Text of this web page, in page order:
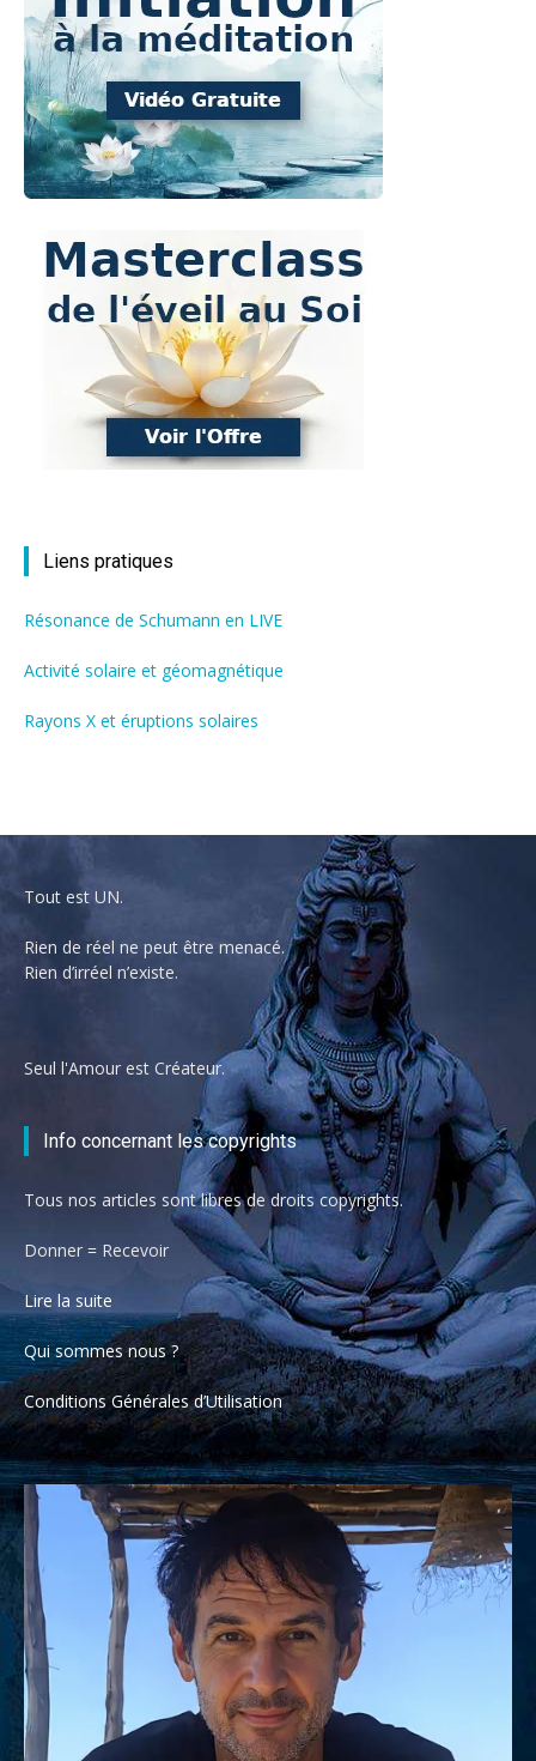
Liens pratiques
Résonance de Schumann en LIVE
Activité solaire et géomagnétique
Rayons X et éruptions solaires
Tout est UN.
Rien de réel ne peut être menacé.
Rien d’irréel n’existe.
Seul l'Amour est Créateur.
Info concernant les copyrights
Tous nos articles sont libres de droits copyrights.
Donner = Recevoir
Lire la suite
Qui sommes nous ?
Conditions Générales d’Utilisation